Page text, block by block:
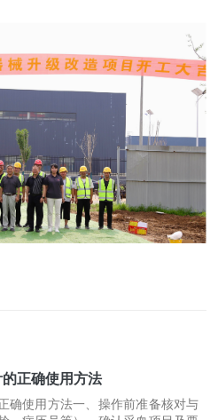
正确使用方法
确使用方法一、操作前准备核对与